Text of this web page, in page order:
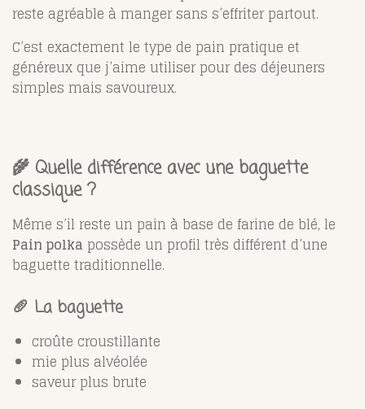
reste agréable à manger sans s’effriter partout.
C’est exactement le type de pain pratique et
généreux que j’aime utiliser pour des déjeuners
simples mais savoureux.
🌾 Quelle différence avec une baguette
classique ?
Même s’il reste un pain à base de farine de blé, le
Pain polka possède un profil très différent d’une
baguette traditionnelle.
🥖 La baguette
croûte croustillante
mie plus alvéolée
saveur plus brute